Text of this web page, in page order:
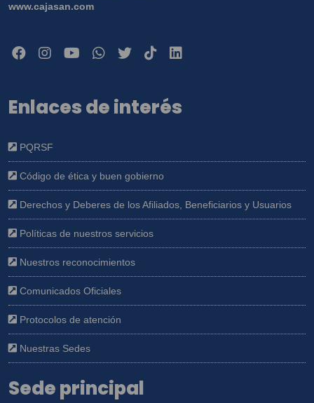
www.cajasan.com
Enlaces de interés
PQRSF
Código de ética y buen gobierno
Derechos y Deberes de los Afiliados, Beneficiarios y Usuarios
Políticas de nuestros servicios
Nuestros reconocimientos
Comunicados Oficiales
Protocolos de atención
Nuestras Sedes
Sede principal